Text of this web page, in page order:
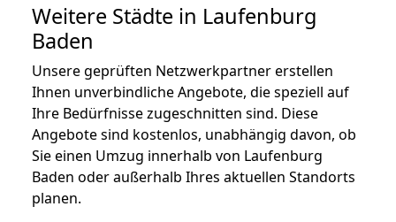
Weitere Städte in Laufenburg
Baden
Unsere geprüften Netzwerkpartner erstellen
Ihnen unverbindliche Angebote, die speziell auf
Ihre Bedürfnisse zugeschnitten sind. Diese
Angebote sind kostenlos, unabhängig davon, ob
Sie einen Umzug innerhalb von Laufenburg
Baden oder außerhalb Ihres aktuellen Standorts
planen.